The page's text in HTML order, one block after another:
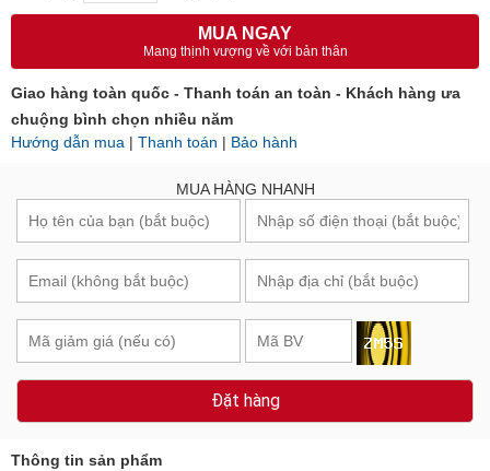
MUA NGAY
Mang thịnh vượng về với bản thân
Giao hàng toàn quốc - Thanh toán an toàn - Khách hàng ưa
chuộng bình chọn nhiều năm
Hướng dẫn mua | Thanh toán | Bảo hành
MUA HÀNG NHANH
Đặt hàng
Thông tin sản phẩm